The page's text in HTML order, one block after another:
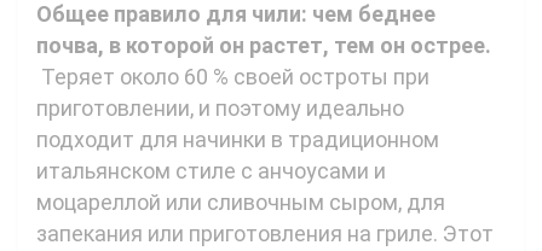
Общее правило для чили: чем беднее
почва, в которой он растет, тем он острее.
Теряет около 60 % своей остроты при
приготовлении, и поэтому идеально
подходит для начинки в традиционном
итальянском стиле с анчоусами и
моцареллой или сливочным сыром, для
запекания или приготовления на гриле. Этот